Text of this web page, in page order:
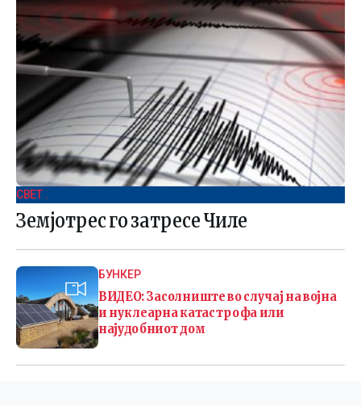
СВЕТ .
Земјотрес го затресе Чиле
БУНКЕР
ВИДЕО: Засолниште во случај на војна
и нуклеарна катастрофа или
најудобниот дом